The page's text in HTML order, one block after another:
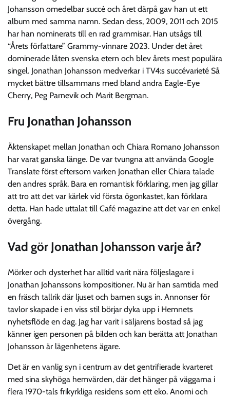
Johansson omedelbar succé och året därpå gav han ut ett
album med samma namn. Sedan dess, 2009, 2011 och 2015
har han nominerats till en rad grammisar. Han utsågs till
“Årets författare” Grammy-vinnare 2023. Under det året
dominerade låten svenska etern och blev årets mest populära
singel. Jonathan Johansson medverkar i TV4:s succévarieté Så
mycket bättre tillsammans med bland andra Eagle-Eye
Cherry, Peg Parnevik och Marit Bergman.
Fru Jonathan Johansson
Äktenskapet mellan Jonathan och Chiara Romano Johansson
har varat ganska länge. De var tvungna att använda Google
Translate först eftersom varken Jonathan eller Chiara talade
den andres språk. Bara en romantisk förklaring, men jag gillar
att tro att det var kärlek vid första ögonkastet, kan förklara
detta. Han hade uttalat till Café magazine att det var en enkel
övergång.
Vad gör Jonathan Johansson varje år?
Mörker och dysterhet har alltid varit nära följeslagare i
Jonathan Johanssons kompositioner. Nu är han samtida med
en fräsch tallrik där ljuset och barnen sugs in. Annonser för
tavlor skapade i en viss stil börjar dyka upp i Hemnets
nyhetsflöde en dag. Jag har varit i säljarens bostad så jag
känner igen personen på bilden och kan berätta att Jonathan
Johansson är lägenhetens ägare.
Det är en vanlig syn i centrum av det gentrifierade kvarteret
med sina skyhöga hemvärden, där det hänger på väggarna i
flera 1970-tals frikyrkliga residens som ett eko. Anomi och